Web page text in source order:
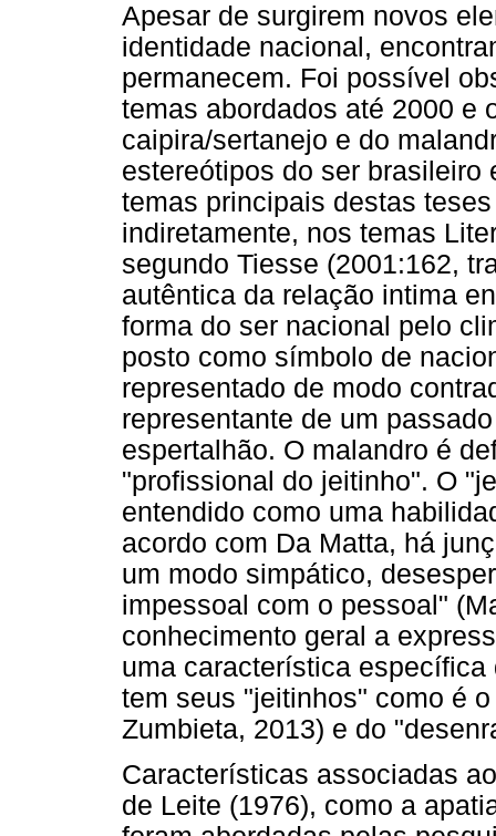
Apesar de surgirem novos
identidade nacional,
permanecem. Foi possível
temas abordados até 2000 e
caipira/sertanejo e do
estereótipos do ser brasileiro
temas principais destas
indiretamente, nos temas
segundo Tiesse (2001:162,
autêntica da relação intima
forma do ser nacional pelo
posto como símbolo de
representado de modo
representante de um
espertalhão. O malandro é
"profissional do jeitinho". O
entendido como uma
acordo com Da Matta, há
um modo simpático,
impessoal com o pessoal"
conhecimento geral a
uma característica
tem seus "jeitinhos" como é
Zumbieta, 2013) e do
Características associadas
de Leite (1976), como a